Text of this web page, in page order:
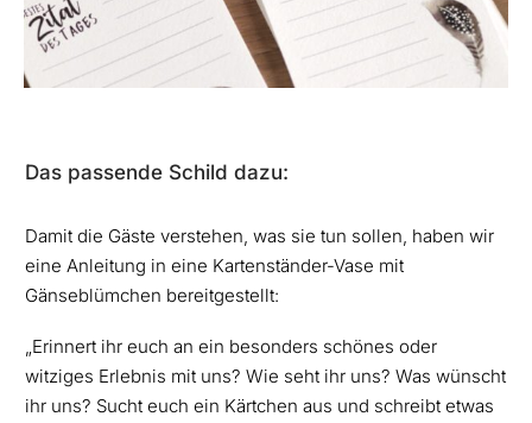
Das passende Schild dazu:
Damit die Gäste verstehen, was sie tun sollen, haben wir
eine Anleitung in eine Kartenständer-Vase mit
Gänseblümchen bereitgestellt:
„Erinnert ihr euch an ein besonders schönes oder
witziges Erlebnis mit uns? Wie seht ihr uns? Was wünscht
ihr uns? Sucht euch ein Kärtchen aus und schreibt etwas